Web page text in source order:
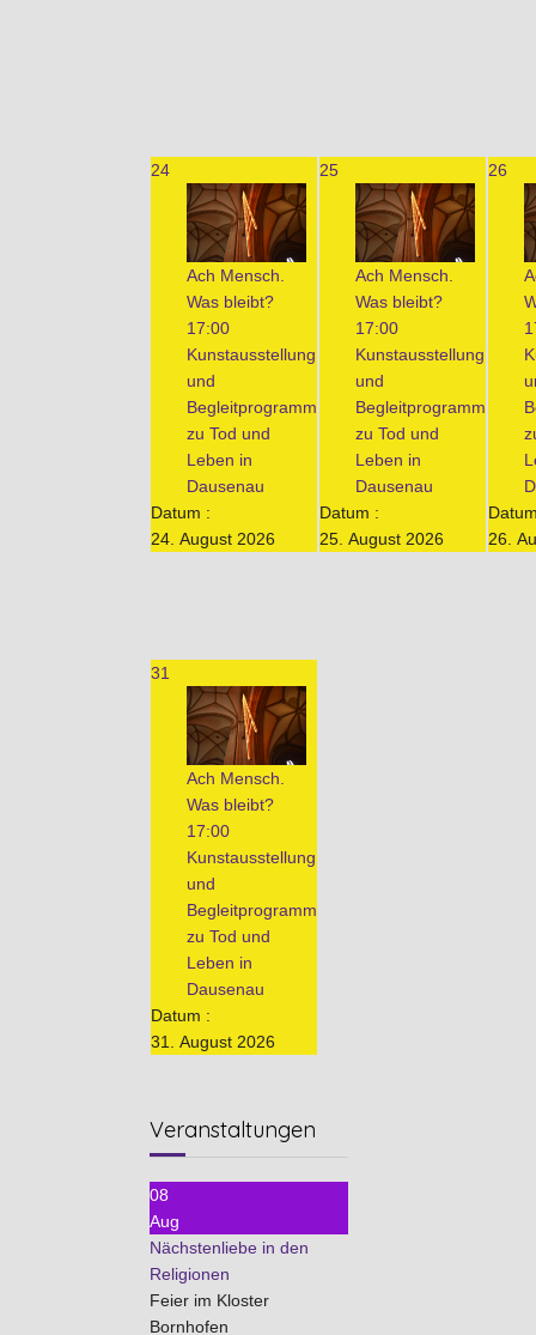
24
Ach Mensch.
Was bleibt?
17:00
Kunstausstellung
und
Begleitprogramm
zu Tod und
Leben in
Dausenau
Datum :
24. August 2026
25
Ach Mensch.
Was bleibt?
17:00
Kunstausstellung
und
Begleitprogramm
zu Tod und
Leben in
Dausenau
Datum :
25. August 2026
26
26.
31
Ach Mensch.
Was bleibt?
17:00
Kunstausstellung
und
Begleitprogramm
zu Tod und
Leben in
Dausenau
Datum :
31. August 2026
Veranstaltungen
08
Aug
Nächstenliebe in den
Religionen
Feier im Kloster
Bornhofen